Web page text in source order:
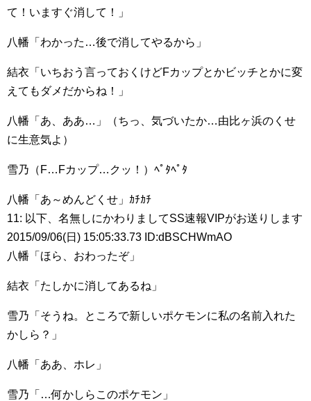
て！いますぐ消して！」
八幡「わかった…後で消してやるから」
結衣「いちおう言っておくけどFカップとかビッチとかに変
えてもダメだからね！」
八幡「あ、ああ…」（ちっ、気づいたか…由比ヶ浜のくせ
に生意気よ）
雪乃（F…Fカップ…クッ！）ﾍﾟﾀﾍﾟﾀ
八幡「あ～めんどくせ」ｶﾁｶﾁ
11: 以下、名無しにかわりましてSS速報VIPがお送りします
2015/09/06(日) 15:05:33.73 ID:dBSCHWmAO
八幡「ほら、おわったぞ」
結衣「たしかに消してあるね」
雪乃「そうね。ところで新しいポケモンに私の名前入れた
かしら？」
八幡「ああ、ホレ」
雪乃「…何かしらこのポケモン」